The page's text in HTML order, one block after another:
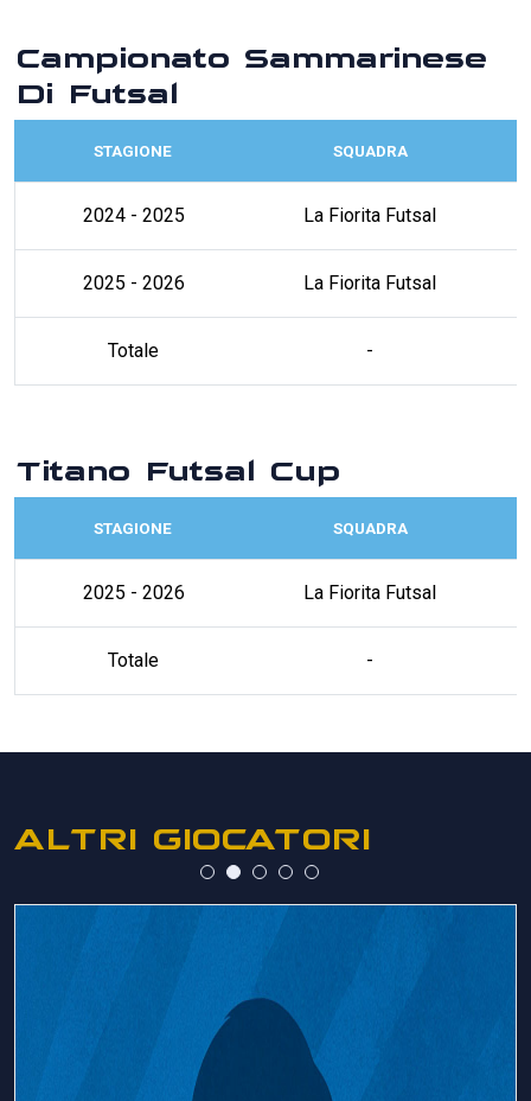
Campionato Sammarinese
Di Futsal
STAGIONE SQUADRA
2024 - 2025 La Fiorita Futsal
2025 - 2026 La Fiorita Futsal
Totale -
Titano Futsal Cup
STAGIONE SQUADRA
2025 - 2026 La Fiorita Futsal
Totale -
ALTRI GIOCATORI